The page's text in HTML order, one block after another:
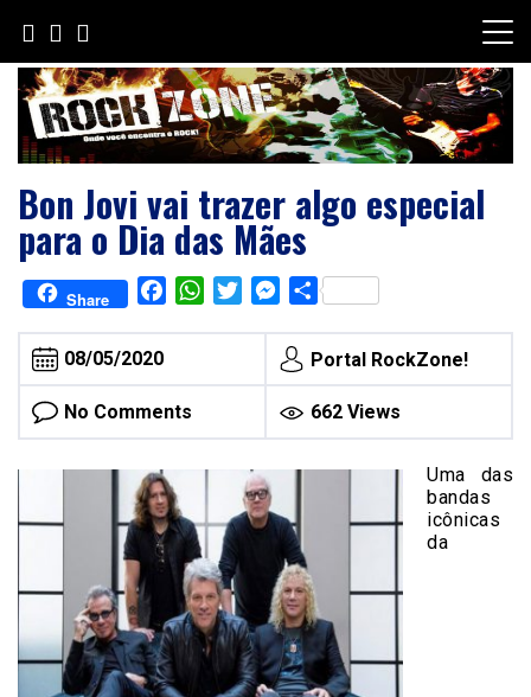
content
Bon Jovi vai trazer algo especial
para o Dia das Mães
Share FacebookWhatsAppTwitterMessenger
Share
08/05/2020 Portal RockZone!
No Comments 662 Views
Uma das
bandas
icônicas
da